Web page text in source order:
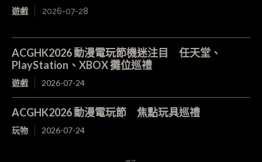
遊戲 2026-07-28
ACGHK2026 動漫電玩節機迷注目 任天堂、
PlayStation、XBOX 攤位巡禮
遊戲 2026-07-24
ACGHK2026 動漫電玩節 焦點玩具巡禮
玩物 2026-07-24